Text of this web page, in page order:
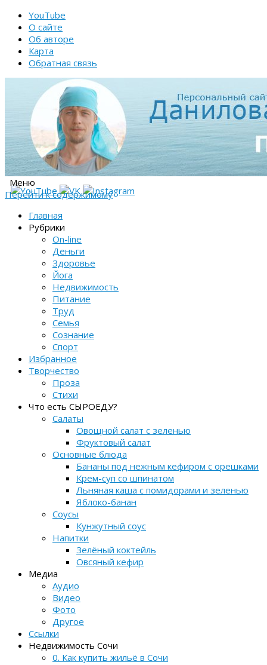
YouTube
О сайте
Об авторе
Карта
Обратная связь
Меню
Перейти к содержимому
Главная
Рубрики
On-line
Деньги
Здоровье
Йога
Недвижимость
Питание
Труд
Семья
Сознание
Спорт
Избранное
Творчество
Проза
Стихи
Что есть СЫРОЕДУ?
Салаты
Овощной салат с зеленью
Фруктовый салат
Основные блюда
Бананы под нежным кефиром с орешками
Крем-суп со шпинатом
Льняная каша с помидорами и зеленью
Яблоко-банан
Соусы
Кунжутный соус
Напитки
Зелёный коктейль
Овсяный кефир
Медиа
Аудио
Видео
Фото
Другое
Ссылки
Недвижимость Сочи
0. Как купить жильё в Сочи